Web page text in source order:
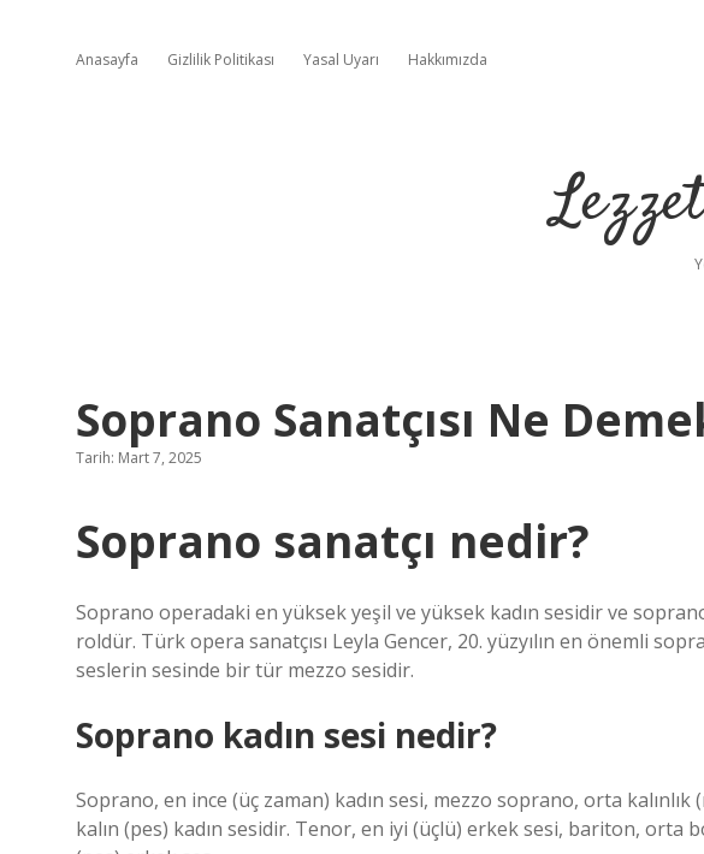
Anasayfa Gizlilik Politikası Yasal Uyarı Hakkımızda
Soprano Sanatçısı Ne
Tarih: Mart 7, 2025
Soprano sanatçı nedir?
Soprano operadaki en yüksek yeşil ve yüksek kadın sesidir ve
roldür. Türk opera sanatçısı Leyla Gencer, 20. yüzyılın en önemli
seslerin sesinde bir tür mezzo sesidir.
Soprano kadın sesi nedir?
Soprano, en ince (üç zaman) kadın sesi, mezzo soprano, orta
kalın (pes) kadın sesidir. Tenor, en iyi (üçlü) erkek sesi, bariton, orta